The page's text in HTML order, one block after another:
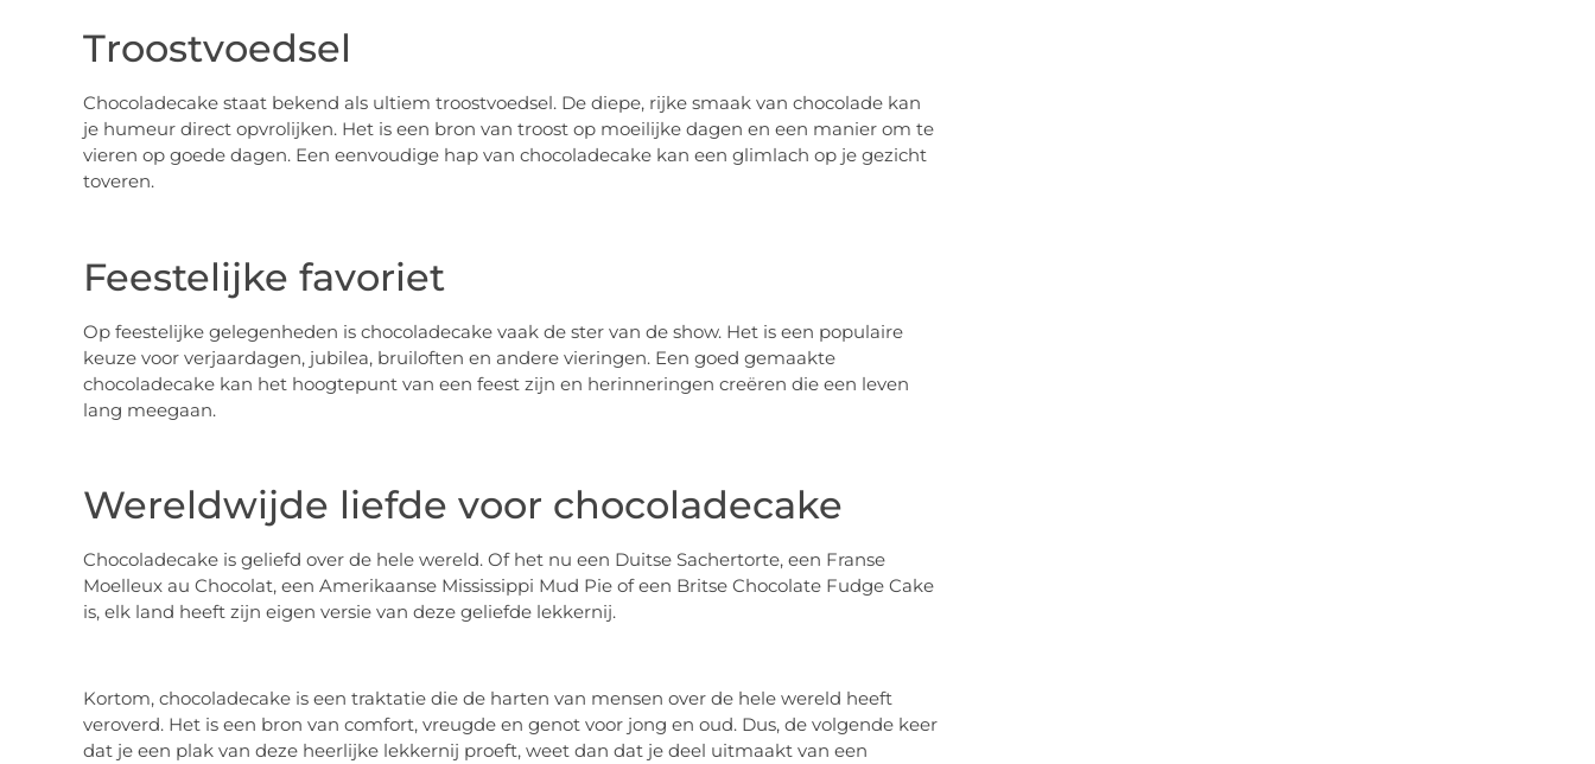
Troostvoedsel
Chocoladecake staat bekend als ultiem troostvoedsel. De diepe, rijke smaak van chocolade kan
je humeur direct opvrolijken. Het is een bron van troost op moeilijke dagen en een manier om te
vieren op goede dagen. Een eenvoudige hap van chocoladecake kan een glimlach op je gezicht
toveren.
Feestelijke favoriet
Op feestelijke gelegenheden is chocoladecake vaak de ster van de show. Het is een populaire
keuze voor verjaardagen, jubilea, bruiloften en andere vieringen. Een goed gemaakte
chocoladecake kan het hoogtepunt van een feest zijn en herinneringen creëren die een leven
lang meegaan.
Wereldwijde liefde voor chocoladecake
Chocoladecake is geliefd over de hele wereld. Of het nu een Duitse Sachertorte, een Franse
Moelleux au Chocolat, een Amerikaanse Mississippi Mud Pie of een Britse Chocolate Fudge Cake
is, elk land heeft zijn eigen versie van deze geliefde lekkernij.
Kortom, chocoladecake is een traktatie die de harten van mensen over de hele wereld heeft
veroverd. Het is een bron van comfort, vreugde en genot voor jong en oud. Dus, de volgende keer
dat je een plak van deze heerlijke lekkernij proeft, weet dan dat je deel uitmaakt van een